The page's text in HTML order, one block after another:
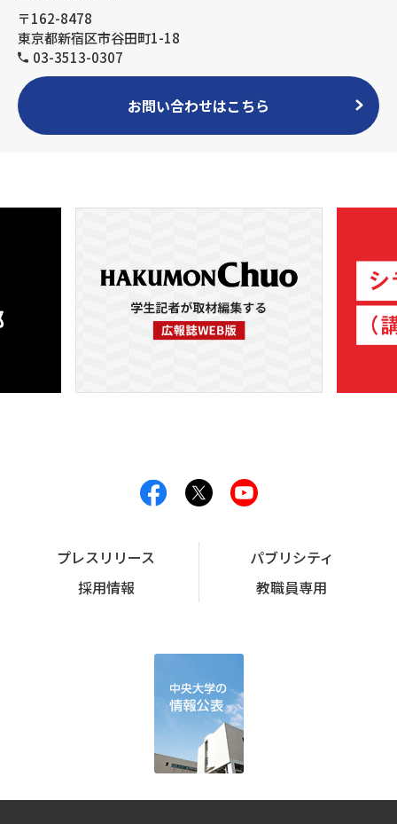
〒162-8478
東京都新宿区市谷田町1-18
03-3513-0307
お問い合わせはこちら
プレスリリース
パブリシティ
採用情報
教職員専用